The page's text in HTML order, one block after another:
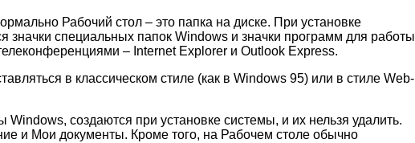
Рабочий стол – это папка на диске. При установке
специальных папок Windows и значки программ для работы
– Internet Explorer и Outlook Express.
в классическом стиле (как в Windows 95) или в стиле Web-
создаются при установке системы, и их нельзя удалить.
и Мои документы. Кроме того, на Рабочем столе обычно